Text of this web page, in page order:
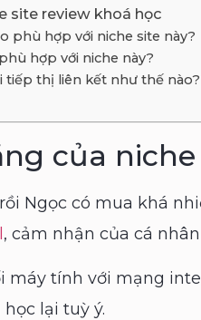
site review khoá học
phù hợp với niche site này?
hợp với niche này?
tiếp thị liên kết như thế nào?
của
Ngọc có mua khá
, cảm nhận của cá
máy tính với mạng
lại tuỳ ý.